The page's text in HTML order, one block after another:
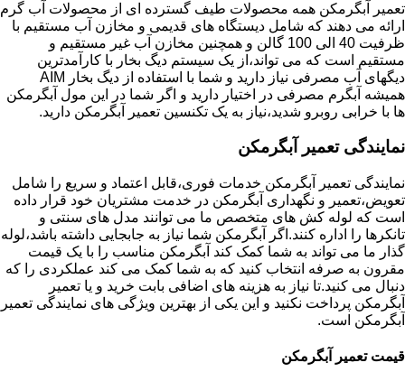
تعمیر آبگرمکن همه محصولات طیف گسترده ای از محصولات آب گرم
ارائه می دهند که شامل دیستگاه های قدیمی و مخازن آب مستقیم با
ظرفیت 40 الی 100 گالن و همچنین مخازن آب غیر مستقیم و
مستقیم است که می تواند،از یک سیستم دیگ بخار با کارآمدترین
دیگهای آب مصرفی نیاز دارید و شما با استفاده از دیگ بخار AIM
همیشه آبگرم مصرفی در اختیار دارید و اگر شما در این مول آبگرمکن
ها با خرابی روبرو شدید،نیاز به یک تکنسین تعمیر آبگرمکن دارید.
نمایندگی تعمیر آبگرمکن
نمایندگی تعمیر آبگرمکن خدمات فوری،قابل اعتماد و سریع را شامل
تعویض،تعمیر و نگهداری آبگرمکن در خدمت مشتریان خود قرار داده
است که لوله کش های متخصص ما می توانند مدل های سنتی و
تانکرها را اداره کنند.اگر آبگرمکن شما نیاز به جابجایی داشته باشد،لوله
گذار ما می تواند به شما کمک کند آبگرمکن مناسب را با یک قیمت
مقرون به صرفه انتخاب کنید که به شما کمک می کند عملکردی را که
دنبال می کنید.تا نیاز به هزینه های اضافی بابت خرید و یا تعمیر
آبگرمکن پرداخت نکنید و این یکی از بهترین ویژگی های نمایندگی تعمیر
آبگرمکن است.
قیمت تعمیر آبگرمکن